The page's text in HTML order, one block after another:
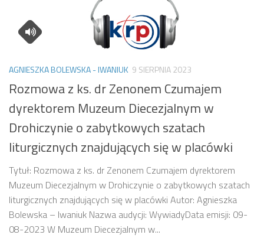
AGNIESZKA BOLEWSKA - IWANIUK 9 SIERPNIA 2023
Rozmowa z ks. dr Zenonem Czumajem
dyrektorem Muzeum Diecezjalnym w
Drohiczynie o zabytkowych szatach
liturgicznych znajdujących się w placówki
Tytuł: Rozmowa z ks. dr Zenonem Czumajem dyrektorem
Muzeum Diecezjalnym w Drohiczynie o zabytkowych szatach
liturgicznych znajdujących się w placówki Autor: Agnieszka
Bolewska – Iwaniuk Nazwa audycji: WywiadyData emisji: 09-
08-2023 W Muzeum Diecezjalnym w...